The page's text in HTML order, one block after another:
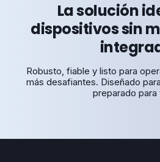
La solución
dispositivos sin
Robusto, fiable y listo para
más desafiantes. Diseñado
preparado para